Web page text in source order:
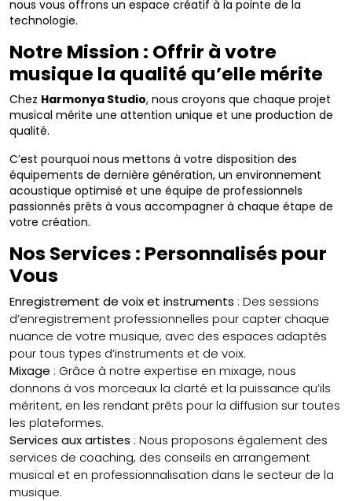
nous vous offrons un espace créatif à la pointe de la
technologie.
Notre Mission : Offrir à votre
musique la qualité qu’elle mérite
Chez Harmonya Studio, nous croyons que chaque projet
musical mérite une attention unique et une production de
qualité.
C’est pourquoi nous mettons à votre disposition des
équipements de dernière génération, un environnement
acoustique optimisé et une équipe de professionnels
passionnés prêts à vous accompagner à chaque étape de
votre création.
Nos Services : Personnalisés pour
Vous
Enregistrement de voix et instruments : Des sessions
d’enregistrement professionnelles pour capter chaque
nuance de votre musique, avec des espaces adaptés
pour tous types d’instruments et de voix.
Mixage : Grâce à notre expertise en mixage, nous
donnons à vos morceaux la clarté et la puissance qu’ils
méritent, en les rendant prêts pour la diffusion sur toutes
les plateformes.
Services aux artistes : Nous proposons également des
services de coaching, des conseils en arrangement
musical et en professionnalisation dans le secteur de la
musique.